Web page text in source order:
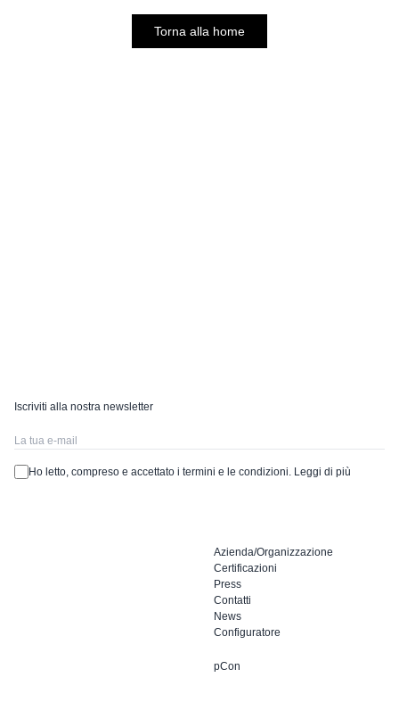
Torna alla home
Azienda/Organizzazione
Certificazioni
Press
Contatti
News
Configuratore
pCon
Iscriviti alla nostra newsletter
Ho letto, compreso e accettato i termini e le condizioni. Leggi di più